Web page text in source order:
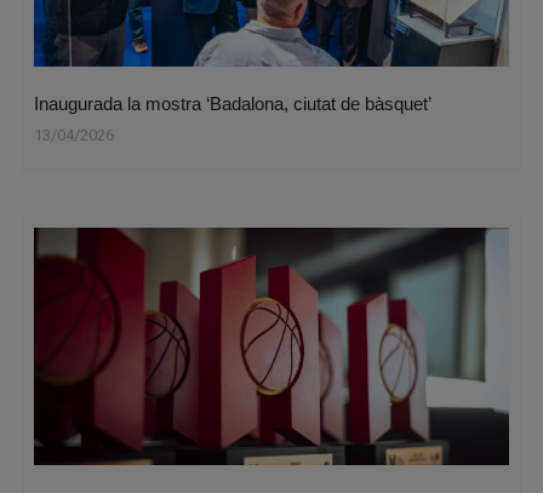
Inaugurada la mostra ‘Badalona, ciutat de bàsquet’
13/04/2026